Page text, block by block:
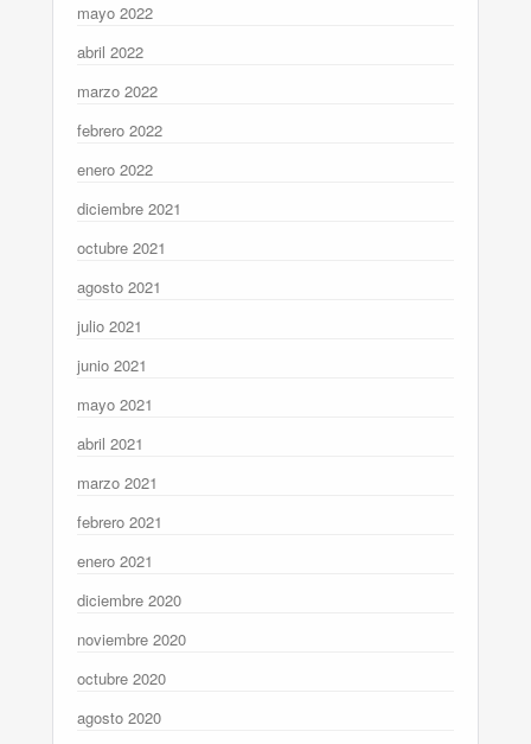
mayo 2022
abril 2022
marzo 2022
febrero 2022
enero 2022
diciembre 2021
octubre 2021
agosto 2021
julio 2021
junio 2021
mayo 2021
abril 2021
marzo 2021
febrero 2021
enero 2021
diciembre 2020
noviembre 2020
octubre 2020
agosto 2020